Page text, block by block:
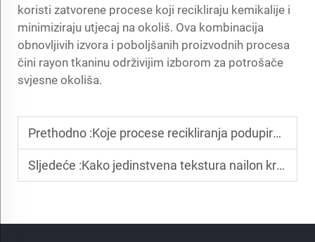
koristi zatvorene procese koji recikliraju kemikalije i
minimiziraju utjecaj na okoliš. Ova kombinacija
obnovljivih izvora i poboljšanih proizvodnih procesa
čini rayon tkaninu održivijim izborom za potrošače
svjesne okoliša.
Prethodno :Koje procese recikliranja podupiru stvaranje recikliranih poliesterskih tkanina?
Sljedeće :Kako jedinstvena tekstura nailon krepa povećava udobnost ženske odjeće?